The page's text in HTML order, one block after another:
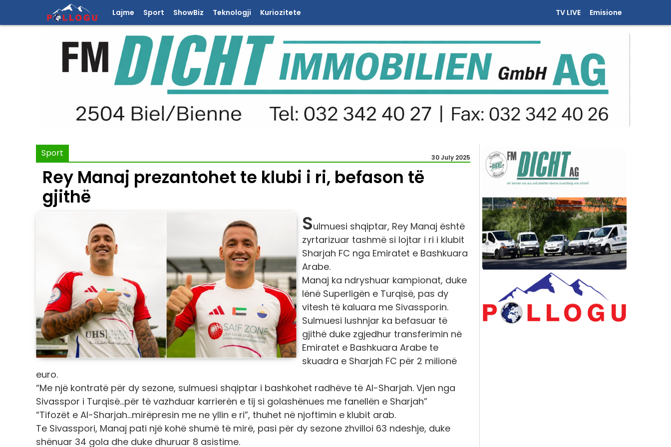
Lajme Sport ShowBiz Teknologji Kuriozitete TV LIVE Emisione
Sport 30 July 2025
Rey Manaj prezantohet te klubi i ri, befason të
gjithë
Sulmuesi shqiptar, Rey Manaj është
zyrtarizuar tashmë si lojtar i ri i klubit
Sharjah FC nga Emiratet e Bashkuara
Arabe.
Manaj ka ndryshuar kampionat, duke
lënë Superligën e Turqisë, pas dy
vitesh të kaluara me Sivassporin.
Sulmuesi lushnjar ka befasuar të
gjithë duke zgjedhur transferimin në
Emiratet e Bashkuara Arabe te
skuadra e Sharjah FC për 2 milionë
euro.
“Me një kontratë për dy sezone, sulmuesi shqiptar i bashkohet radhëve të Al-Sharjah. Vjen nga
Sivasspor i Turqisë…për të vazhduar karrierën e tij si golashënues me fanellën e Sharjah”
“Tifozët e Al-Sharjah…mirëpresin me ne yllin e ri”, thuhet në njoftimin e klubit arab.
Te Sivasspori, Manaj pati një kohë shumë të mirë, pasi për dy sezone zhvilloi 63 ndeshje, duke
shënuar 34 gola dhe duke dhuruar 8 asistime.